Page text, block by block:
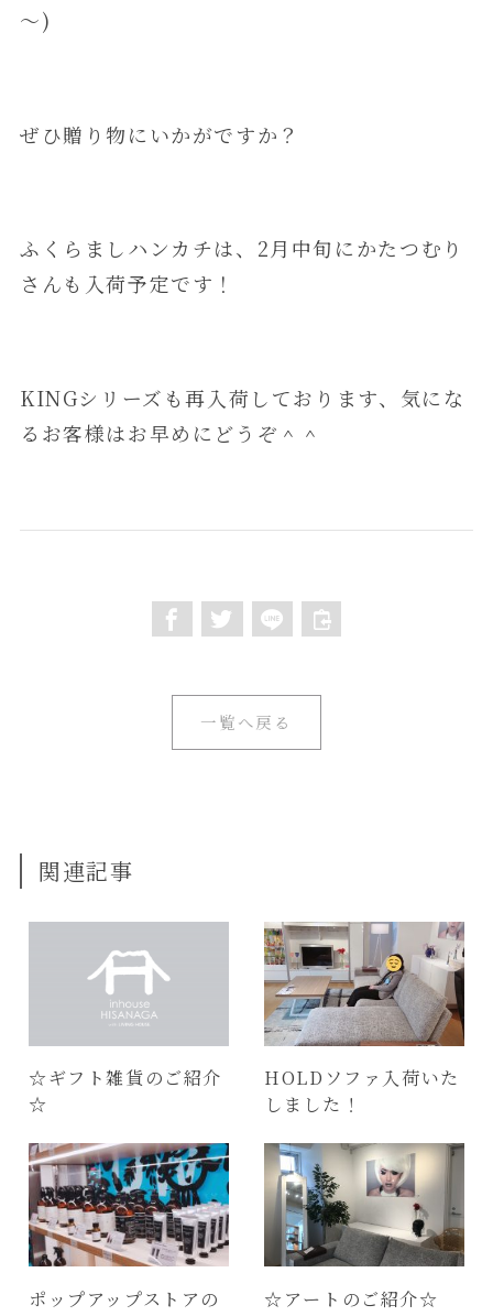
～)
ぜひ贈り物にいかがですか？
ふくらましハンカチは、2月中旬にかたつむり
さんも入荷予定です！
KINGシリーズも再入荷しております、気にな
るお客様はお早めにどうぞ＾＾
一覧へ戻る
関連記事
☆ギフト雑貨のご紹介
☆
HOLDソファ入荷いた
しました！
ポップアップストアの
☆アートのご紹介☆